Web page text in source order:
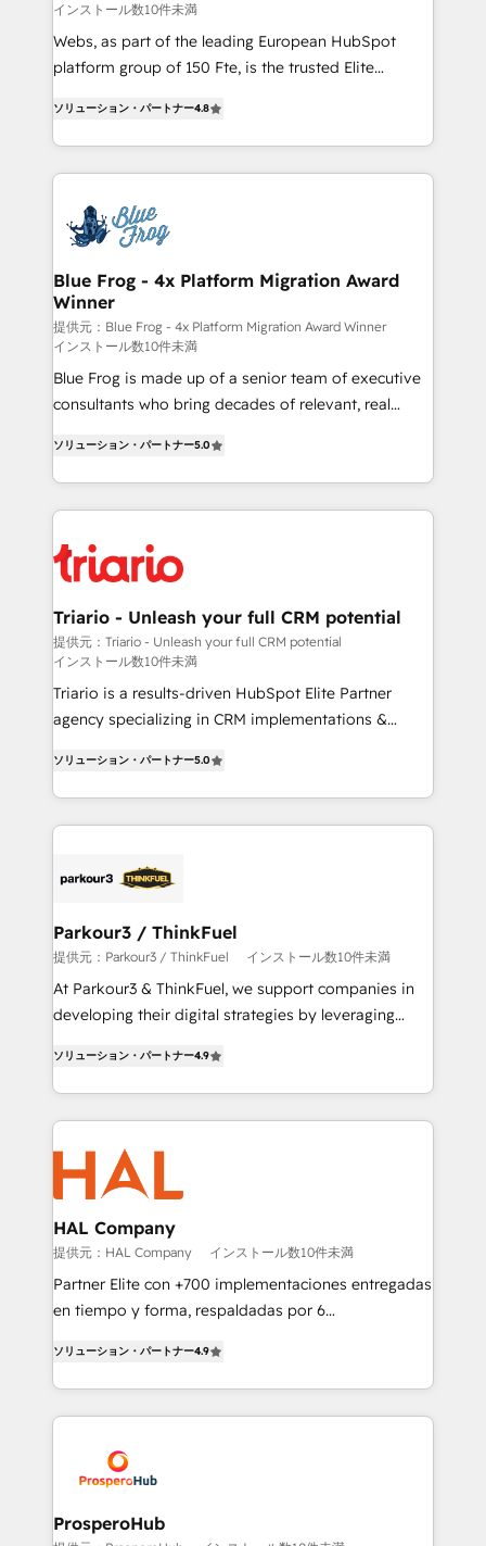
HubSpot pros 📊 Lead generation services using
HubSpot Why us? - SIX HubSpot Accreditations -
awarded by HubSpot after a rigorous process for
Migration, Custom Integration & Platform
Enablement -Onboarded over 500 businesses to
HubSpot -Top 1% of partners worldwide -In-house
get more from your investment in HubSpot.
www.bbdboom.com
インストール数10件未満
Webs, as part of the leading European HubSpot
platform group of 150 Fte, is the trusted Elite
maximizing EBITDA and achieving Commercial
Excellence. With our targeted processes, we
strengthen your digital transformation and minimize
Implementation partner, we provide expertise to
drive your business forward. Since 2015 we are fully
dedicated to HubSpot and with an experienced
team (50+), we work with reputable companies in
B2B sectors such as manufacturing, SaaS and
business services. We prepare a customized
business case that demonstrates the value and
impact of your digital transformation, including a
believe in the power of partnership. Together, we
embark on a transformational journey that sets your
business. If not now, when?
ソリューション・パートナー4.8
Blue Frog - 4x Platform Migration Award
Winner
提供元：Blue Frog - 4x Platform Migration Award Winner
インストール数10件未満
Blue Frog is made up of a senior team of executive
consultants who bring decades of relevant, real
Frog is a top, trusted partner in HubSpot's
ecosystem for a reason. Their team brings over a
decade of experience to the table, along with deep
for driving growth. They are committed to helping
our customers grow and finding solutions that fit
their unique business needs. We are thrilled to have
Blue Frog in the HubSpot ecosystem leading the
way for customers!" - Yamini Rangan, CEO of
HubSpot “Our experience with the team at Blue Frog
has been nothing short of extraordinary. Their years
them a trusted reputation within the HubSpot
ecosystem as a reliable partner capable of delivering
remarkable experiences for our most sophisticated
Program, HubSpot.
ソリューション・パートナー5.0
Triario - Unleash your full CRM potential
提供元：Triario - Unleash your full CRM potential
インストール数10件未満
Triario is a results-driven HubSpot Elite Partner
agency specializing in CRM implementations &
Integrations, Custom AI agents and AI-ready Website
Design With over 15 years of experience, we help
companies bridge the gap between marketing, sales,
data hygiene, and tailored HubSpot solutions. Our
a global consultancy with the care and agility of a
boutique firm. At Triario, we’re big enough to deliver
but small enough to listen. Our Services: HubSpot
implementations & data migration Custom AI agents
Website design Let’s turn your CRM into your growth
engine!
ソリューション・パートナー5.0
Parkour3 / ThinkFuel
提供元：Parkour3 / ThinkFuel インストール数10件未満
At Parkour3 & ThinkFuel, we support companies in
developing their digital strategies by leveraging
sales processes to generate growth. Our offer spans
from Strategy to Operations. We specialize in CRM
onboarding and implementation, web design, sales
& marketing automation, and digital marketing. With
extensive experience working with tech companies
and manufacturers since 2002, we are committed to
empowering our clients and developing their
autonomy. Get to grips with HubSpot through
guided implementation and seamless integration of
the CRM platform into your digital ecosystem. Would
marketing strategy? We'll provide support tailored
to your needs and sales objectives. With 125+
Accreditations. Based in Canada (coast to coast), our
services are offered in both English & French.
ソリューション・パートナー4.9
HAL Company
提供元：HAL Company インストール数10件未満
Partner Elite con +700 implementaciones entregadas
en tiempo y forma, respaldadas por 6
Certified Trainers avalados por HubSpot Academy.
Acompañamos a las empresas en cada etapa de su
crecimiento integrando estrategia, tecnología y
reales. Nos caracterizamos por combinar excelencia
técnica con una mirada estratégica a largo plazo.
ソリューション・パートナー4.9
ProsperoHub